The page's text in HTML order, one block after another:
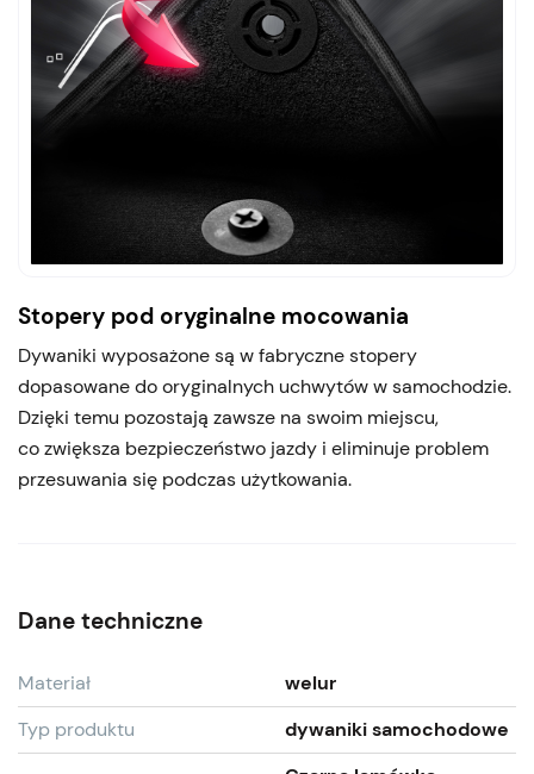
Stopery pod oryginalne mocowania
Dywaniki wyposażone są w fabryczne stopery
dopasowane do oryginalnych uchwytów w samochodzie.
Dzięki temu pozostają zawsze na swoim miejscu,
co zwiększa bezpieczeństwo jazdy i eliminuje problem
przesuwania się podczas użytkowania.
Dane techniczne
Materiał
welur
Typ produktu
dywaniki samochodowe